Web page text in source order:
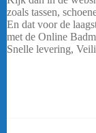
zoals tassen,
En dat voor de
met de Online
Snelle levering,